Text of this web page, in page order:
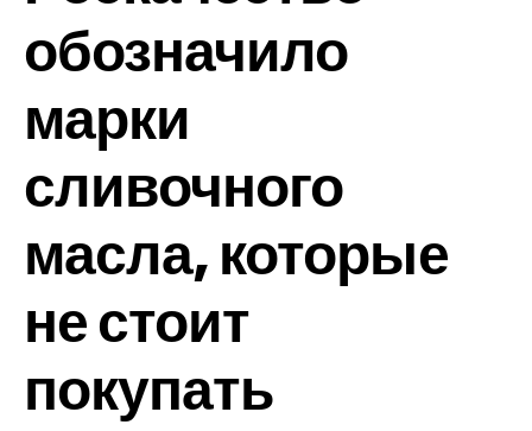
обозначило
марки
сливочного
масла, которые
не стоит
покупать